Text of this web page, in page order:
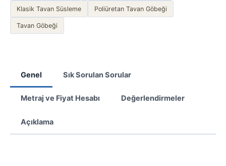
Klasik Tavan Süsleme Poliüretan Tavan Göbeği
Tavan Göbeği
Genel Sık Sorulan Sorular
Metraj ve Fiyat Hesabı Değerlendirmeler
Açıklama